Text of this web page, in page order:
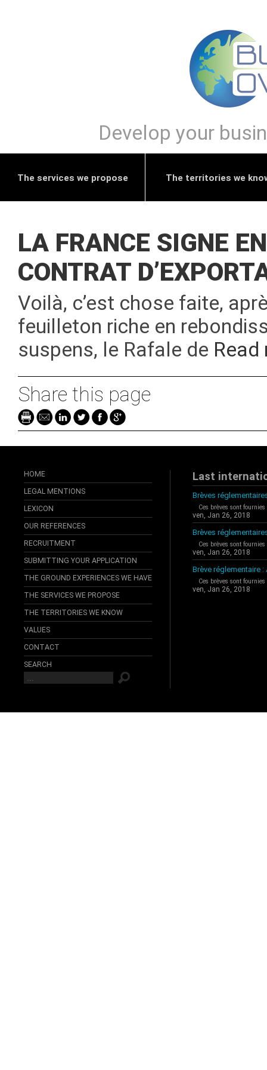
Develop your
The services we propose The territories we
LA FRANCE SIGNE
CONTRAT
Voilà, c’est chose faite,
feuilleton riche en
suspens, le Rafale de
Share this page
HOME
LEGAL MENTIONS
LEXICON
OUR REFERENCES
RECRUITMENT
SUBMITTING YOUR APPLICATION
THE GROUND EXPERIENCES WE HAVE
THE SERVICES WE PROPOSE
THE TERRITORIES WE KNOW
VALUES
CONTACT
SEARCH
Last
Brèves
Ces brèves sont
ven, Jan 26, 2018
Brèves
Ces brèves sont
ven, Jan 26, 2018
Brève réglementaire :
Ces brèves sont
ven, Jan 26, 2018